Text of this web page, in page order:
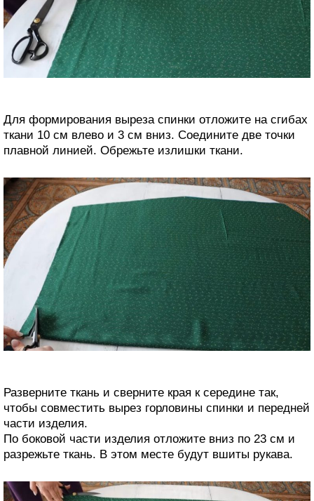
Для формирования выреза спинки отложите на сгибах
ткани 10 см влево и 3 см вниз. Соедините две точки
плавной линией. Обрежьте излишки ткани.
Разверните ткань и сверните края к середине так,
чтобы совместить вырез горловины спинки и передней
части изделия.
По боковой части изделия отложите вниз по 23 см и
разрежьте ткань. В этом месте будут вшиты рукава.